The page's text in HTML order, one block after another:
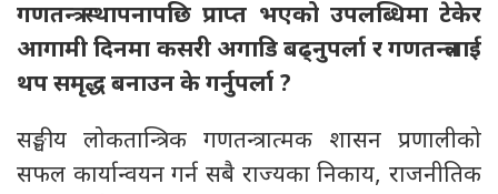
गणतन्त्र स्थापनापछि प्राप्त भएको उपलब्धिमा टेकेर
आगामी दिनमा कसरी अगाडि बढ्नुपर्ला र गणतन्त्रलाई
थप समृद्ध बनाउन के गर्नुपर्ला ?
सङ्घीय लोकतान्त्रिक गणतन्त्रात्मक शासन प्रणालीको
सफल कार्यान्वयन गर्न सबै राज्यका निकाय, राजनीतिक